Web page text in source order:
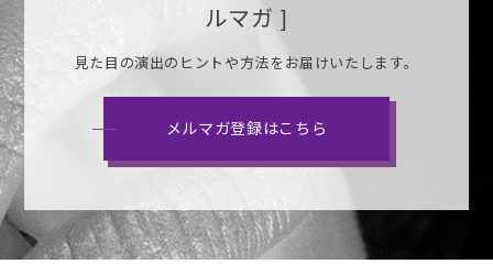
ルマガ ]
見た目の演出のヒントや方法をお届けいたします。
メルマガ登録はこちら